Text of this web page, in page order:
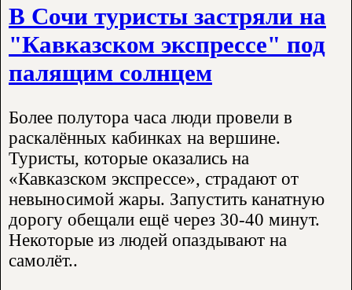
В Сочи туристы застряли на
"Кавказском экспрессе" под
палящим солнцем
Более полутора часа люди провели в
раскалённых кабинках на вершине.
Туристы, которые оказались на
«Кавказском экспрессе», страдают от
невыносимой жары. Запустить канатную
дорогу обещали ещё через 30-40 минут.
Некоторые из людей опаздывают на
самолёт..